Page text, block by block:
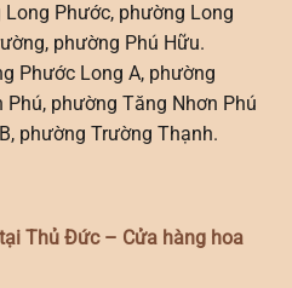
Phước, phường Long
phường Phú Hữu.
Phước Long A, phường
phường Tăng Nhơn Phú
phường Trường Thạnh.
Thủ Đức – Cửa hàng hoa